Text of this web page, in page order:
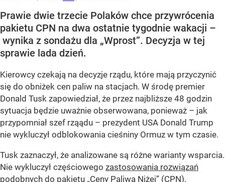
Prawie dwie trzecie Polaków chce przywrócenia
pakietu CPN na dwa ostatnie tygodnie wakacji –
wynika z sondażu dla „Wprost”. Decyzja w tej
sprawie lada dzień.
Kierowcy czekają na decyzje rządu, które mają przyczynić
się do obniżek cen paliw na stacjach. W środę premier
Donald Tusk zapowiedział, że przez najbliższe 48 godzin
sytuacja będzie uważnie obserwowana, ponieważ – jak
przypomniał szef rząądu – prezydent USA Donald Trump
nie wykluczył odblokowania cieśniny Ormuz w tym czasie.
Tusk zaznaczył, że analizowane są różne warianty wsparcia.
Nie wykluczył częściowego zastosowania rozwiązań
podobnych do pakietu „Ceny Paliwa Niżej” (CPN),